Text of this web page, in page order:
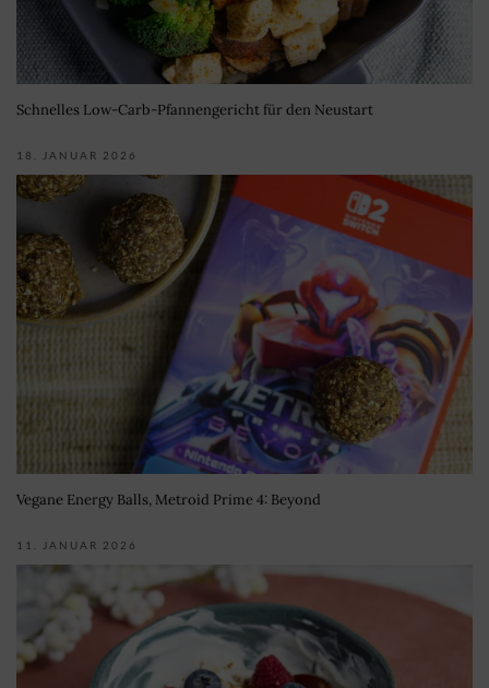
Schnelles Low-Carb-Pfannengericht für den Neustart
18. JANUAR 2026
Vegane Energy Balls, Metroid Prime 4: Beyond
11. JANUAR 2026